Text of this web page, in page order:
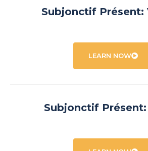
Subjonctif Présent:
LEARN NOW
Subjonctif